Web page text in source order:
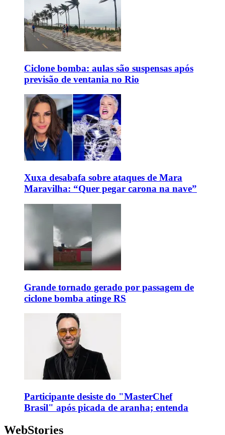
Ciclone bomba: aulas são suspensas após
previsão de ventania no Rio
Xuxa desabafa sobre ataques de Mara
Maravilha: “Quer pegar carona na nave”
Grande tornado gerado por passagem de
ciclone bomba atinge RS
Participante desiste do "MasterChef
Brasil" após picada de aranha; entenda
WebStories